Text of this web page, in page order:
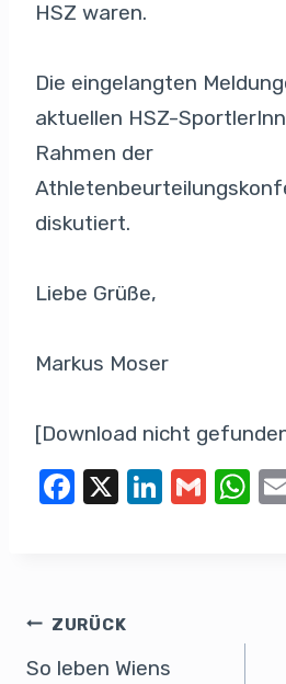
HSZ waren.
Die eingelangten
aktuellen HSZ-
Rahmen der
diskutiert.
Liebe Grüße,
Markus Moser
[Download nicht
F
b
o
X
Li
n
G
W
ZURÜCK
So leben Wiens